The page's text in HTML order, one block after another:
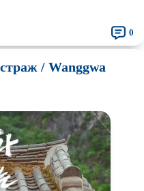
0
/ Wanggwa